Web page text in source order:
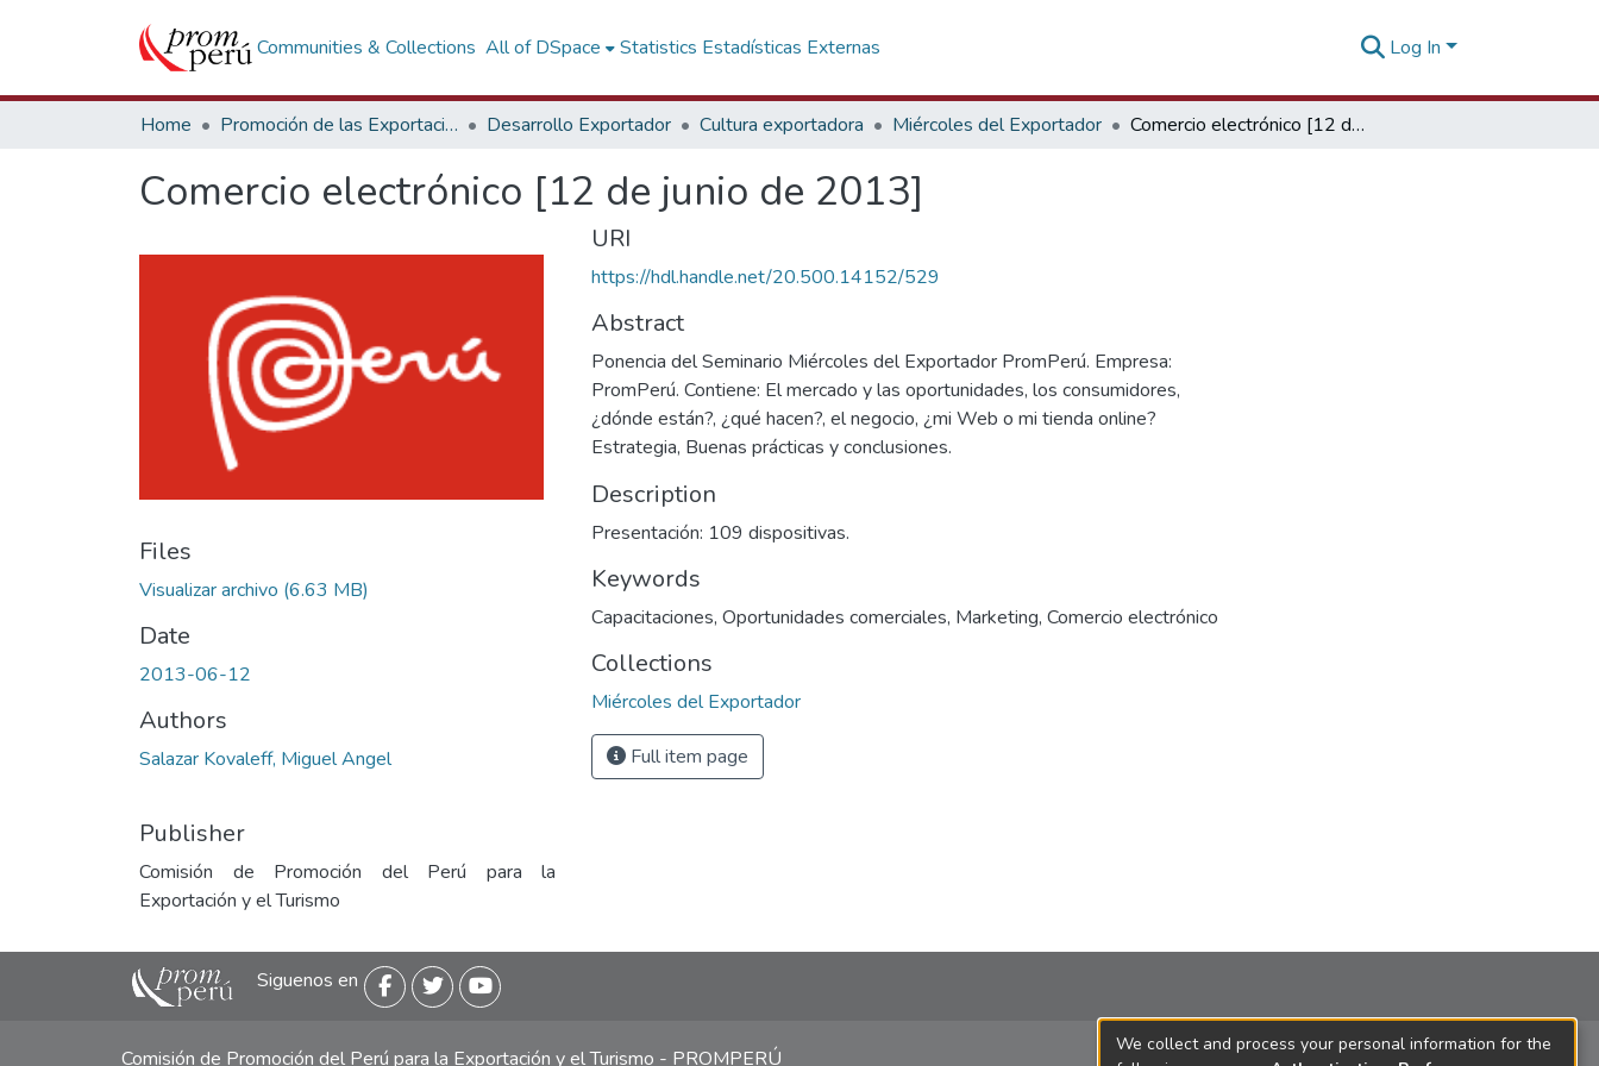
Communities & Collections All of DSpace Statistics Estadísticas Externas Log In
Home Promoción de las Exportaciones Desarrollo Exportador Cultura exportadora Miércoles del Exportador Comercio electrónico [12 de junio de 2013]
Comercio electrónico [12 de junio de 2013]
Files
Visualizar archivo (6.63 MB)
Date
2013-06-12
Authors
Salazar Kovaleff, Miguel Angel
Publisher
Comisión de Promoción del Perú para la
Exportación y el Turismo
URI
https://hdl.handle.net/20.500.14152/529
Abstract
Ponencia del Seminario Miércoles del Exportador PromPerú. Empresa:
PromPerú. Contiene: El mercado y las oportunidades, los consumidores,
¿dónde están?, ¿qué hacen?, el negocio, ¿mi Web o mi tienda online?
Estrategia, Buenas prácticas y conclusiones.
Description
Presentación: 109 dispositivas.
Keywords
Capacitaciones, Oportunidades comerciales, Marketing, Comercio electrónico
Collections
Miércoles del Exportador
Full item page
Siguenos en
Comisión de Promoción del Perú para la Exportación y el Turismo - PROMPERÚ
We collect and process your personal information for the